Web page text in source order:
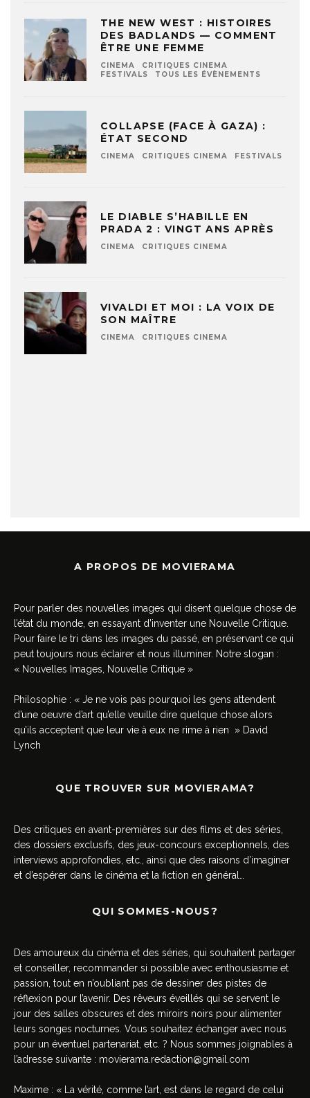
THE NEW WEST : HISTOIRES
DES BADLANDS — COMMENT
ÊTRE UNE FEMME
CINEMA
CRITIQUES CINEMA
FESTIVALS
TOUS LES ÉVÈNEMENTS
COLLAPSE (FACE À GAZA) :
ÉTAT SECOND
CINEMA CRITIQUES CINEMA FESTIVALS
LE DIABLE S’HABILLE EN
PRADA 2 : VINGT ANS APRÈS
CINEMA CRITIQUES CINEMA
VIVALDI ET MOI : LA VOIX DE
SON MAÎTRE
CINEMA CRITIQUES CINEMA
A PROPOS DE MOVIERAMA
Pour parler des nouvelles images qui disent quelque chose de
l’état du monde, en essayant d’inventer une Nouvelle Critique.
Pour faire le tri dans les images du passé, en préservant ce qui
peut toujours nous éclairer et nous illuminer. Notre slogan :
« Nouvelles Images, Nouvelle Critique »
Philosophie : « Je ne vois pas pourquoi les gens attendent
d’une oeuvre d’art qu’elle veuille dire quelque chose alors
qu’ils acceptent que leur vie à eux ne rime à rien » David
Lynch
QUE TROUVER SUR MOVIERAMA?
Des critiques en avant-premières sur des films et des séries,
des dossiers exclusifs, des jeux-concours exceptionnels, des
interviews approfondies, etc., ainsi que des raisons d’imaginer
et d’espérer dans le cinéma et la fiction en général…
QUI SOMMES-NOUS?
Des amoureux du cinéma et des séries, qui souhaitent partager
et conseiller, recommander si possible avec enthousiasme et
passion, tout en n’oubliant pas de dessiner des pistes de
réflexion pour l’avenir. Des rêveurs éveillés qui se servent le
jour des salles obscures et des miroirs noirs pour alimenter
leurs songes nocturnes. Vous souhaitez échanger avec nous
pour un éventuel partenariat, etc. ? Nous sommes joignables à
l’adresse suivante : movierama.redaction@gmail.com
Maxime : « La vérité, comme l’art, est dans le regard de celui